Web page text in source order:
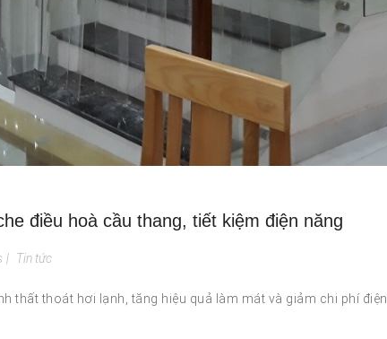
điều hoà cầu thang, tiết kiệm điện năng
| Tin tức
thất thoát hơi lạnh, tăng hiệu quả làm mát và giảm chi phí điện.